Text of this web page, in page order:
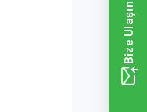
Bize Ulaşın